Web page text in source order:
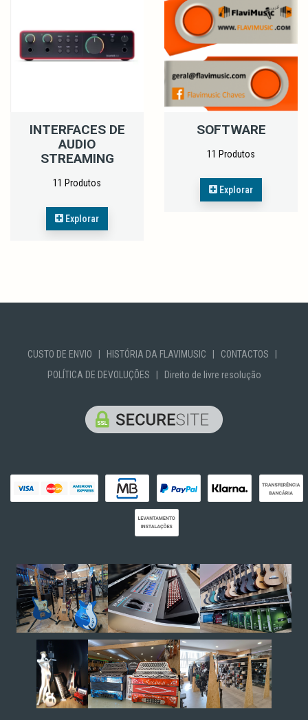
INTERFACES DE
AUDIO
STREAMING
11 Produtos
Explorar
SOFTWARE
11 Produtos
Explorar
CUSTO DE ENVIO | HISTÓRIA DA FLAVIMUSIC | CONTACTOS |
POLÍTICA DE DEVOLUÇÕES | Direito de livre resolução